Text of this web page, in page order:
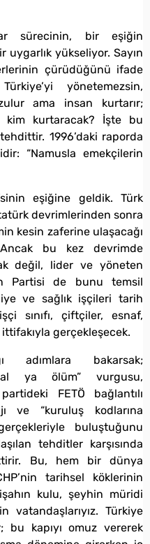
sürecinin, bir eşiğin
uygarlık yükseliyor. Sayın
çürüdüğünü ifade
yönetemezsin,
ama insan kurtarır;
kim kurtaracak? İşte bu
1996’daki raporda
“Namusla emekçilerin
eşiğine geldik. Türk
devrimlerinden sonra
kesin zaferine ulaşacağı
bu kez devrimde
değil, lider ve yöneten
Partisi de bunu temsil
ve sağlık işçileri tarih
sınıfı, çiftçiler, esnaf,
gerçekleşecek.
adımlara bakarsak;
ya ölüm” vurgusu,
FETÖ bağlantılı
ve “kuruluş kodlarına
buluştuğunu
tehditler karşısında
Bu, hem bir dünya
tarihsel köklerinin
kulu, şeyhin müridi
vatandaşlarıyız. Türkiye
bu kapıyı omuz vererek